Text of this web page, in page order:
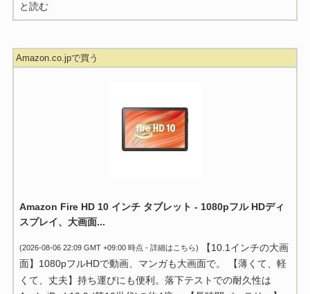
と読む
Amazon.co.jpで買う
Amazon Fire HD 10 インチ タブレット - 1080pフル HDディ
スプレイ、大画面...
(2026-08-06 22:09 GMT +09:00 時点 - 詳細はこちら)
【10.1インチの大画
面】1080pフルHDで動画、マンガも大画面で。 【薄くて、軽
くて、丈夫】持ち運びにも便利。落下テストでの耐久性は